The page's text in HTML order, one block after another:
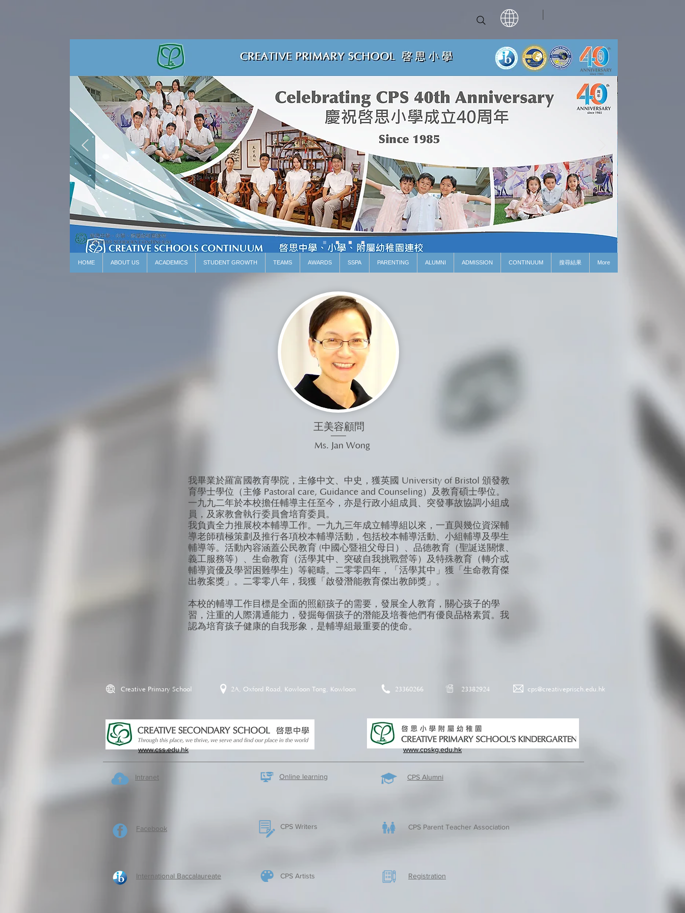
HOME ABOUT US ACADEMICS STUDENT GROWTH TEAMS AWARDS SSPA PARENTING ALUMNI ADMISSION CONTINUUM 搜尋結果 More
王美容顧問
Ms. Jan Wong
我畢業於羅富國教育學院，主修中文、中史，獲英國 University of Bristol 頒發教
育學士學位（主修 Pastoral care, Guidance and Counseling）及教育碩士學位。
一九九二年於本校擔任輔導主任至今，亦是行政小組成員、突發事故協調小組成
員，及家教會執行委員會培育委員。
我負責全力推展校本輔導工作。一九九三年成立輔導組以來，一直與幾位資深輔
導老師積極策劃及推行各項校本輔導活動，包括校本輔導活動、小組輔導及學生
輔導等。活動內容涵蓋公民教育 (中國心暨祖父母日）、品德教育（聖誕送關懷、
義工服務等）、生命教育（活學其中、突破自我挑戰營等）及特殊教育（轉介或
輔導資優及學習困難學生）等範疇。二零零四年，「活學其中」獲「生命教育傑
出教案獎」。二零零八年，我獲「啟發潛能教育傑出教師獎」。
本校的輔導工作目標是全面的照顧孩子的需要，發展全人教育，關心孩子的學
習，注重的人際溝通能力，發掘每個孩子的潛能及培養他們有優良品格素質。我
認為培育孩子健康的自我形象，是輔導組最重要的使命。
Creative Primary School 2A, Oxford Road, Kowloon Tong, Kowloon 23360266 23382924 cps@creativeprisch.edu.hk
www.css.edu.hk www.cpskg.edu.hk
Intranet
Facebook
International Baccalaureate
Online learning CPS Alumni
CPS Writers CPS Parent Teacher Association
CPS Artists ​Registration